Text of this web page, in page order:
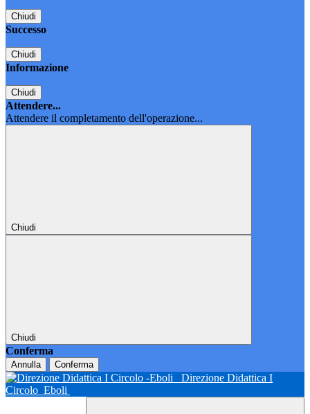
Chiudi
Successo
Chiudi
Informazione
Chiudi
Attendere...
Attendere il completamento dell'operazione...
Chiudi
Chiudi
Conferma
Annulla Conferma
Direzione Didattica I
Circolo Eboli